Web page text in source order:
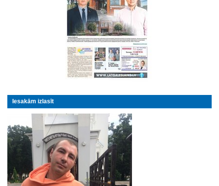
Iesakām izlasīt